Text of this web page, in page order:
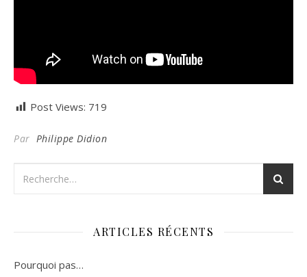
Post Views: 719
Par Philippe Didion
ARTICLES RÉCENTS
Pourquoi pas…